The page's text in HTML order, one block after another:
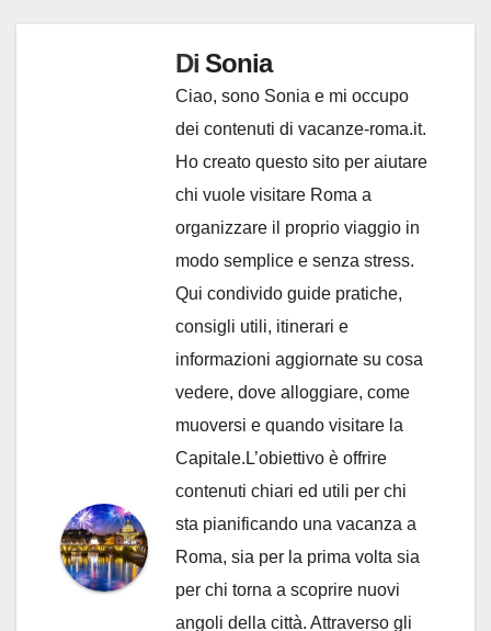
DiSonia
Ciao, sono Sonia e mi occupo
dei contenuti di vacanze-roma.it.
Ho creato questo sito per aiutare
chi vuole visitare Roma a
organizzare il proprio viaggio in
modo semplice e senza stress.
Qui condivido guide pratiche,
consigli utili, itinerari e
informazioni aggiornate su cosa
vedere, dove alloggiare, come
muoversi e quando visitare la
Capitale.L’obiettivo è offrire
contenuti chiari ed utili per chi
sta pianificando una vacanza a
Roma, sia per la prima volta sia
per chi torna a scoprire nuovi
angoli della città. Attraverso gli